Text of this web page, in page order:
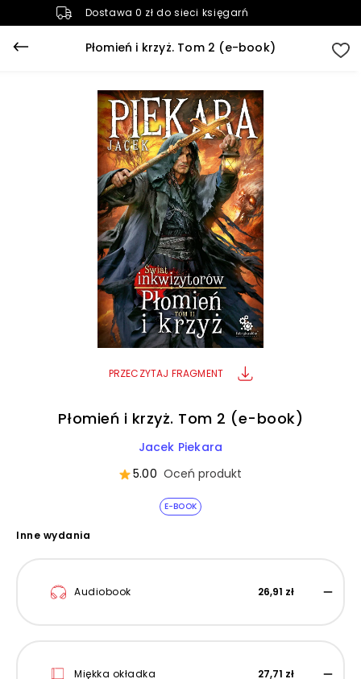
Dostawa 0 zł do sieci księgarń
Płomień i krzyż. Tom 2 (e-book)
PRZECZYTAJ FRAGMENT
E-BOOK
Płomień i krzyż. Tom 2 (e-book)
Jacek Piekara
5.00 Oceń produkt
Inne wydania
Audiobook 26,91 zł
Miękka okładka 27,71 zł